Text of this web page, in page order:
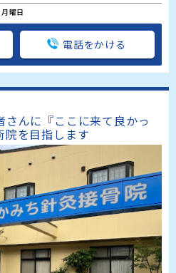
曜日
電話をかける
さんに『ここに来て良かっ
院を目指します